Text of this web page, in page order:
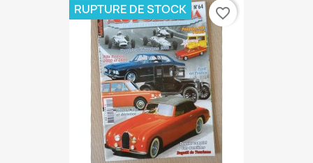
RUPTURE DE STOCK favorite_border